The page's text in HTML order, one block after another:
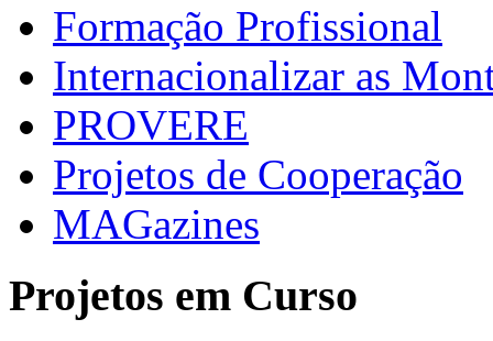
Formação Profissional
Internacionalizar as
PROVERE
Projetos de Cooperação
MAGazines
Projetos em Curso